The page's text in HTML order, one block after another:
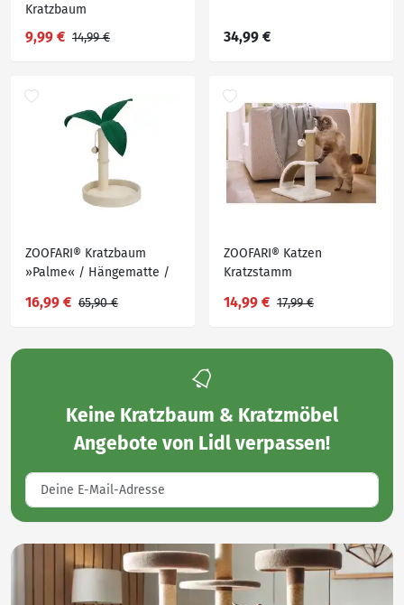
Kratzbaum
9,99 € 14,99 € 34,99 €
ZOOFARI® Kratzbaum
»Palme« / Hängematte /
16,99 € 65,90 €
ZOOFARI® Katzen
Kratzstamm
14,99 € 17,99 €
Keine Kratzbaum & Kratzmöbel
Angebote von Lidlverpassen!